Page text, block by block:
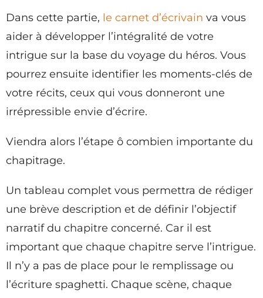
Dans cette partie, le carnet d’écrivain va vous
aider à développer l’intégralité de votre
intrigue sur la base du voyage du héros. Vous
pourrez ensuite identifier les moments-clés de
votre récits, ceux qui vous donneront une
irrépressible envie d’écrire.
Viendra alors l’étape ô combien importante du
chapitrage.
Un tableau complet vous permettra de rédiger
une brève description et de définir l’objectif
narratif du chapitre concerné. Car il est
important que chaque chapitre serve l’intrigue.
Il n’y a pas de place pour le remplissage ou
l’écriture spaghetti. Chaque scène, chaque